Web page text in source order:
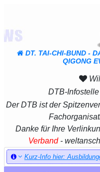
DT. TAI-CHI-BUND -
QIGONG
DTB-Infostelle
Der DTB ist der
Danke für Ihre
Verband-
Kurz-Info hier: